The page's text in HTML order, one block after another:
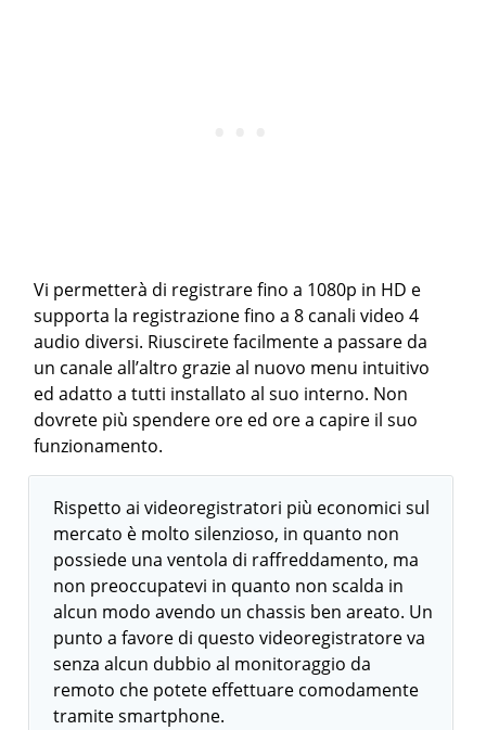
Vi permetterà di registrare fino a 1080p in HD e
supporta la registrazione fino a 8 canali video 4
audio diversi. Riuscirete facilmente a passare da
un canale all’altro grazie al nuovo menu intuitivo
ed adatto a tutti installato al suo interno. Non
dovrete più spendere ore ed ore a capire il suo
funzionamento.
Rispetto ai videoregistratori più economici sul
mercato è molto silenzioso, in quanto non
possiede una ventola di raffreddamento, ma
non preoccupatevi in quanto non scalda in
alcun modo avendo un chassis ben areato. Un
punto a favore di questo videoregistratore va
senza alcun dubbio al monitoraggio da
remoto che potete effettuare comodamente
tramite smartphone.